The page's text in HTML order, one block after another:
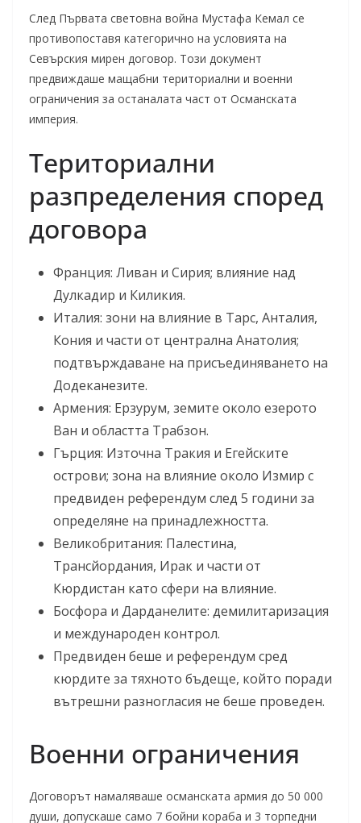
След Първата световна война Мустафа Кемал се
противопоставя категорично на условията на
Севърския мирен договор. Този документ
предвиждаше мащабни териториални и военни
ограничения за останалата част от Османската
империя.
Териториални
разпределения според
договора
Франция: Ливан и Сирия; влияние над
Дулкадир и Киликия.
Италия: зони на влияние в Тарс, Анталия,
Кония и части от централна Анатолия;
подтвърждаване на присъединяването на
Додеканезите.
Армения: Ерзурум, земите около езерото
Ван и областта Трабзон.
Гърция: Източна Тракия и Егейските
острови; зона на влияние около Измир с
предвиден референдум след 5 години за
определяне на принадлежността.
Великобритания: Палестина,
Трансйордания, Ирак и части от
Кюрдистан като сфери на влияние.
Босфора и Дарданелите: демилитаризация
и международен контрол.
Предвиден беше и референдум сред
кюрдите за тяхното бъдеще, който поради
вътрешни разногласия не беше проведен.
Военни ограничения
Договорът намаляваше османската армия до 50 000
души, допускаше само 7 бойни кораба и 3 торпедни